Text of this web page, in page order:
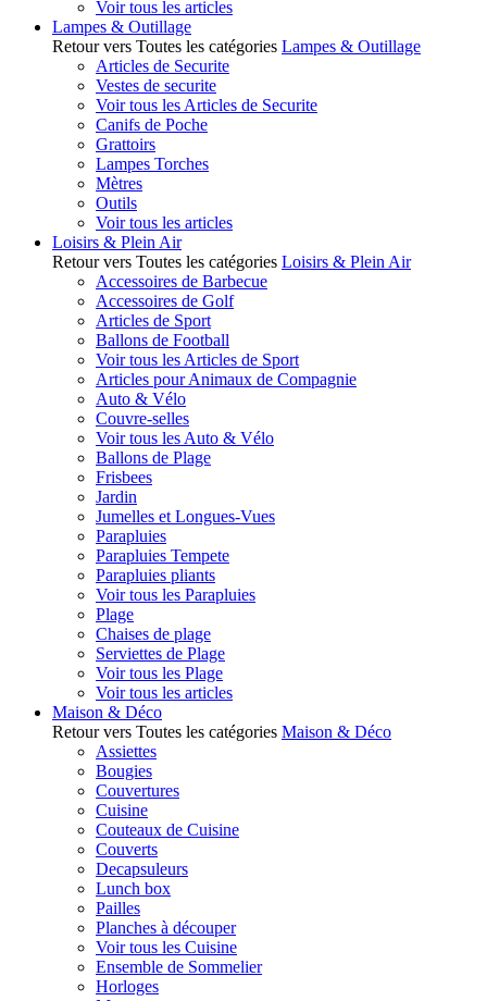
Voir tous les articles
Lampes & Outillage
Retour vers Toutes les catégories Lampes & Outillage
Articles de Securite
Vestes de securite
Voir tous les Articles de Securite
Canifs de Poche
Grattoirs
Lampes Torches
Mètres
Outils
Voir tous les articles
Loisirs & Plein Air
Retour vers Toutes les catégories Loisirs & Plein Air
Accessoires de Barbecue
Accessoires de Golf
Articles de Sport
Ballons de Football
Voir tous les Articles de Sport
Articles pour Animaux de Compagnie
Auto & Vélo
Couvre-selles
Voir tous les Auto & Vélo
Ballons de Plage
Frisbees
Jardin
Jumelles et Longues-Vues
Parapluies
Parapluies Tempete
Parapluies pliants
Voir tous les Parapluies
Plage
Chaises de plage
Serviettes de Plage
Voir tous les Plage
Voir tous les articles
Maison & Déco
Retour vers Toutes les catégories Maison & Déco
Assiettes
Bougies
Couvertures
Cuisine
Couteaux de Cuisine
Couverts
Decapsuleurs
Lunch box
Pailles
Planches à découper
Voir tous les Cuisine
Ensemble de Sommelier
Horloges